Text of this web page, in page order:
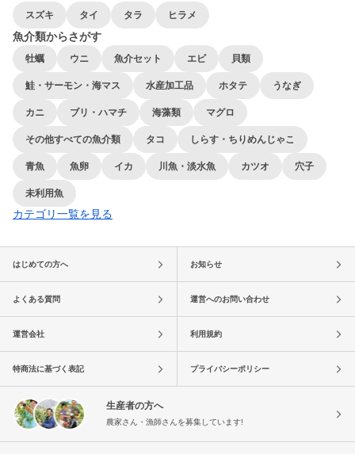
スズキ タイ タラ ヒラメ
魚介類からさがす
牡蠣 ウニ 魚介セット エビ 貝類
鮭・サーモン・海マス 水産加工品 ホタテ うなぎ
カニ ブリ・ハマチ 海藻類 マグロ
その他すべての魚介類 タコ しらす・ちりめんじゃこ
青魚 魚卵 イカ 川魚・淡水魚 カツオ 穴子
未利用魚
カテゴリ一覧を見る
はじめての方へ お知らせ
よくある質問 運営へのお問い合わせ
運営会社 利用規約
特商法に基づく表記 プライバシーポリシー
生産者の方へ
農家さん・漁師さんを募集しています!